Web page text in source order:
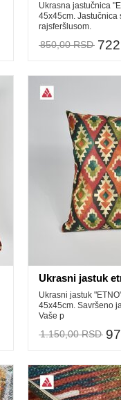
Ukrasna jastučnica
45x45cm. Jastučnica
rajsferšlusom.
850,00 RSD
Ukrasni jastuk
Ukrasni jastuk
45x45cm. Savršeno
Vaše p
1.150,00 RSD